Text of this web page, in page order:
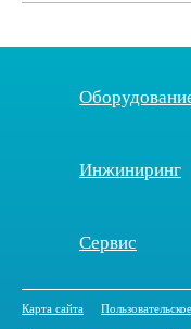
Инжиниринг
Сервис
Карта сайта